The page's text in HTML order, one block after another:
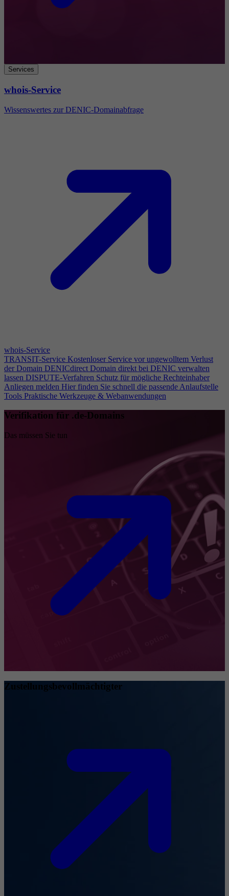
Services
whois-Service
Wissenswertes zur DENIC-Domainabfrage
whois-Service
TRANSIT-Service Kostenloser Service vor ungewolltem Verlust
der Domain DENICdirect Domain direkt bei DENIC verwalten
lassen DISPUTE-Verfahren Schutz für mögliche Rechteinhaber
Anliegen melden Hier finden Sie schnell die passende Anlaufstelle
Tools Praktische Werkzeuge & Webanwendungen
Verifikation für .de-Domains
Das müssen Sie tun
Zustellungsbevollmächtigter